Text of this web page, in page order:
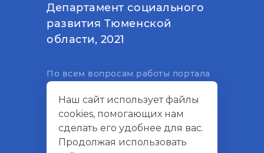
Департамент социального
развития Тюменской
области, 2021
По всем вопросам работы портала
электронный адрес
support@socialkompas.ru
Наш сайт использует файлы
cookies, помогающих нам
сделать его удобнее для вас.
Продолжая использовать